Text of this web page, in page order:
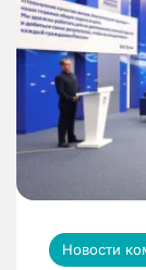
Новости